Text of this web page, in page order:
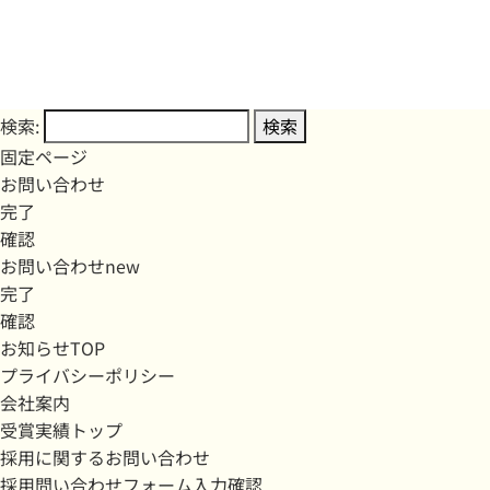
検索:
固定ページ
お問い合わせ
完了
確認
お問い合わせnew
完了
確認
お知らせTOP
プライバシーポリシー
会社案内
受賞実績トップ
採用に関するお問い合わせ
採用問い合わせフォーム入力確認